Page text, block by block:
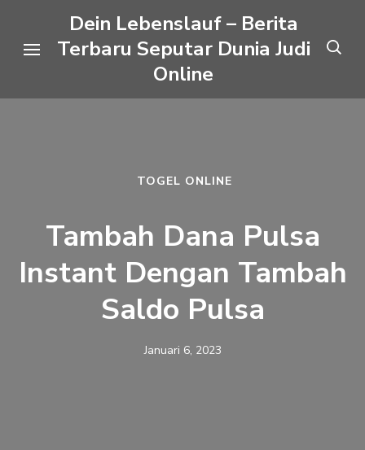
konten
Dein Lebenslauf – Berita
Terbaru Seputar Dunia Judi
Online
TOGEL ONLINE
Tambah Dana Pulsa
Instant Dengan Tambah
Saldo Pulsa
Januari 6, 2023